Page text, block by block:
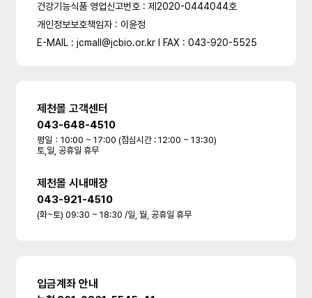
건강기능식품 영업신고번호 : 제2020-0444044호
개인정보보호책임자 : 이윤정
E-MAIL : jcmall@jcbio.or.kr l FAX : 043-920-5525
제천몰 고객센터
043-648-4510
평일：10:00 ~ 17:00 (점심시간 : 12:00 ~ 13:30)
토,일, 공휴일 휴무
제천몰 시내매장
043-921-4510
(화~토) 09:30 ~ 18:30 /일, 월, 공휴일 휴무
입금계좌 안내